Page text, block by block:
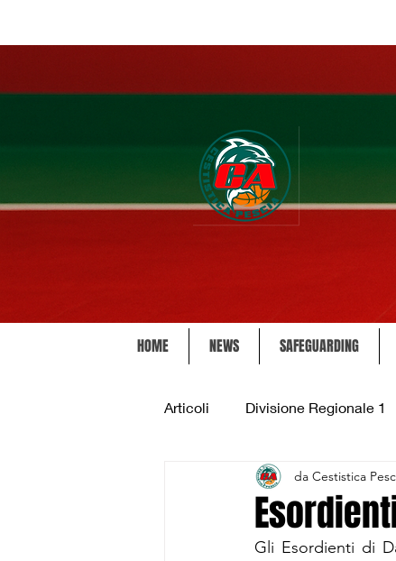
HOME NEWS SAFEGUARDING
Articoli Divisione Regionale 1
Under 15 Silver Under
CSI Juniores CSI Under
da Cestistica
Gli Esordienti di